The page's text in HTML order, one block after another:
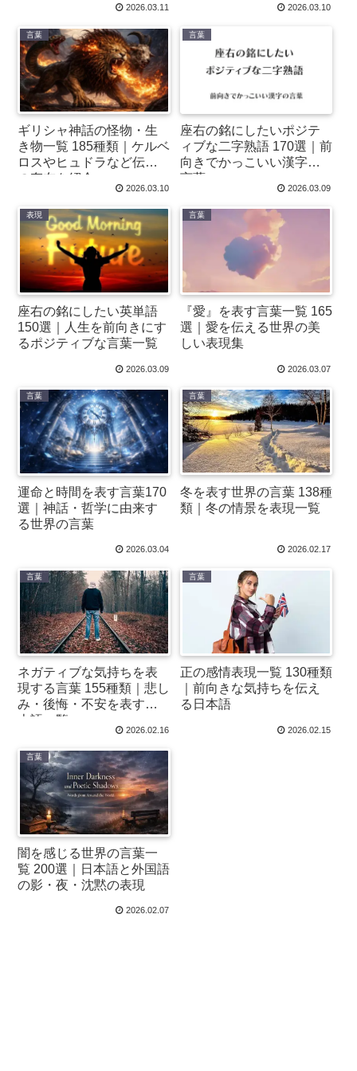
2026.03.11 2026.03.10
言葉
ギリシャ神話の怪物・生
き物一覧 185種類｜ケルベ
ロスやヒュドラなど伝説
の存在を紹介
2026.03.10
言葉
座右の銘にしたいポジテ
ィブな二字熟語 170選｜前
向きでかっこいい漢字の
言葉
2026.03.09
表現
座右の銘にしたい英単語
150選｜人生を前向きにす
るポジティブな言葉一覧
2026.03.09
言葉
『愛』を表す言葉一覧 165
選｜愛を伝える世界の美
しい表現集
2026.03.07
言葉
運命と時間を表す言葉170
選｜神話・哲学に由来す
る世界の言葉
2026.03.04
言葉
冬を表す世界の言葉 138種
類｜冬の情景を表現一覧
2026.02.17
言葉
ネガティブな気持ちを表
現する言葉 155種類｜悲し
み・後悔・不安を表す日
本語一覧
2026.02.16
言葉
正の感情表現一覧 130種類
｜前向きな気持ちを伝え
る日本語
2026.02.15
言葉
闇を感じる世界の言葉一
覧 200選｜日本語と外国語
の影・夜・沈黙の表現
2026.02.07